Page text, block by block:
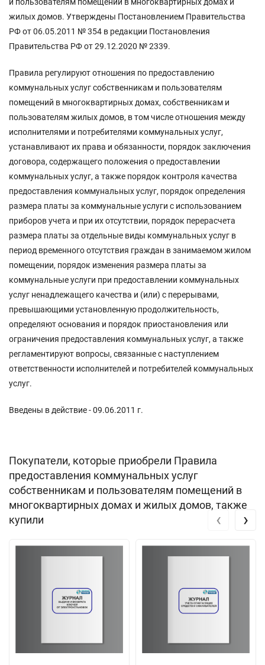
жилых домов. Утверждены Постановлением Правительства
РФ от 06.05.2011 № 354 в редакции Постановления
Правительства РФ от 29.12.2020 № 2339.
Правила регулируют отношения по предоставлению
коммунальных услуг собственникам и пользователям
помещений в многоквартирных домах, собственникам и
пользователям жилых домов, в том числе отношения между
исполнителями и потребителями коммунальных услуг,
устанавливают их права и обязанности, порядок заключения
договора, содержащего положения о предоставлении
коммунальных услуг, а также порядок контроля качества
предоставления коммунальных услуг, порядок определения
размера платы за коммунальные услуги с использованием
приборов учета и при их отсутствии, порядок перерасчета
размера платы за отдельные виды коммунальных услуг в
период временного отсутствия граждан в занимаемом жилом
помещении, порядок изменения размера платы за
коммунальные услуги при предоставлении коммунальных
услуг ненадлежащего качества и (или) с перерывами,
превышающими установленную продолжительность,
определяют основания и порядок приостановления или
ограничения предоставления коммунальных услуг, а также
регламентируют вопросы, связанные с наступлением
ответственности исполнителей и потребителей коммунальных
услуг.
Введены в действие - 09.06.2011 г.
Покупатели, которые приобрели Правила
предоставления коммунальных услуг
собственникам и пользователям помещений в
многоквартирных домах и жилых домов, также
купили
‹ ›